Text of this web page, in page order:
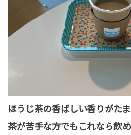
ほうじ茶の香ばしい香りがた
茶が苦手な方でもこれなら飲